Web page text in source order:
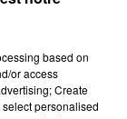
créer une
based on
or access
Create
personalised